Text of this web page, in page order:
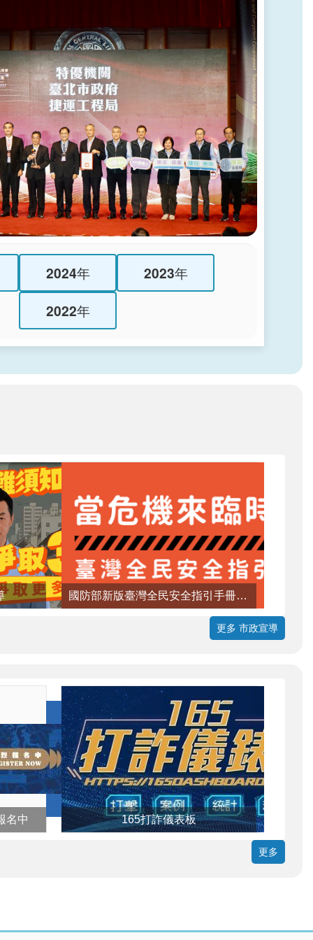
2024年
2023年
2022年
國防部新版臺灣全民安全指引手冊《當危機來臨時：臺灣全民安全指引》
更多 市政宣導
名中 165打詐儀表板
更多